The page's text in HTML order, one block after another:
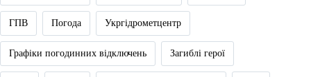
ГПВ Погода Укргідрометцентр
Графіки погодинних відключень Загиблі герої